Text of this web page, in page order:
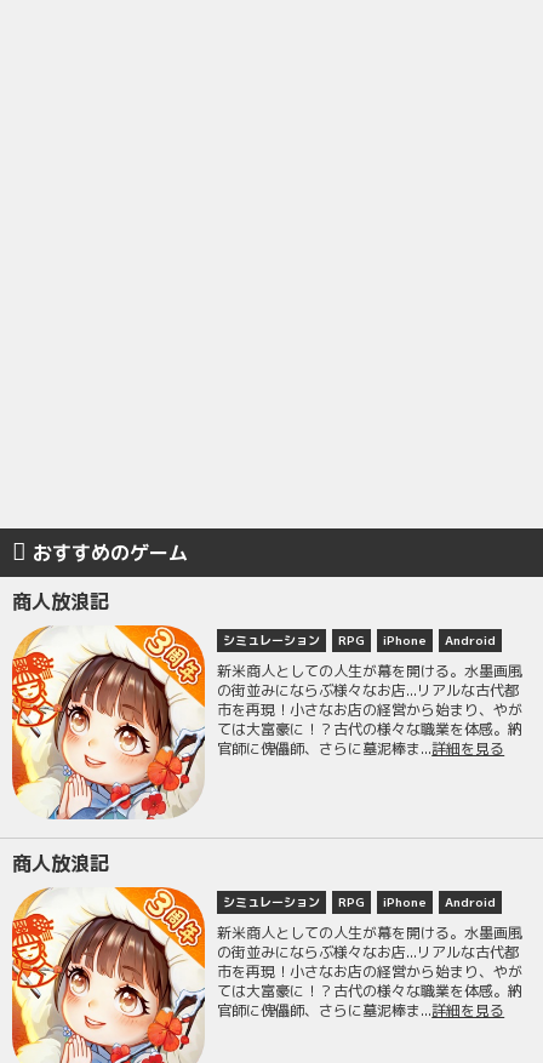
おすすめのゲーム
商人放浪記
シミュレーション RPG iPhone Android
新米商人としての人生が幕を開ける。水墨画風
の街並みにならぶ様々なお店...リアルな古代都
市を再現！小さなお店の経営から始まり、やが
ては大富豪に！？古代の様々な職業を体感。納
官師に傀儡師、さらに墓泥棒ま...詳細を見る
商人放浪記
シミュレーション RPG iPhone Android
新米商人としての人生が幕を開ける。水墨画風
の街並みにならぶ様々なお店...リアルな古代都
市を再現！小さなお店の経営から始まり、やが
ては大富豪に！？古代の様々な職業を体感。納
官師に傀儡師、さらに墓泥棒ま...詳細を見る